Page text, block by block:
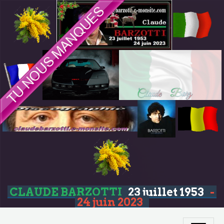
CLAUDE BARZOTTI 23 juillet 1953 -
24 juin 2023